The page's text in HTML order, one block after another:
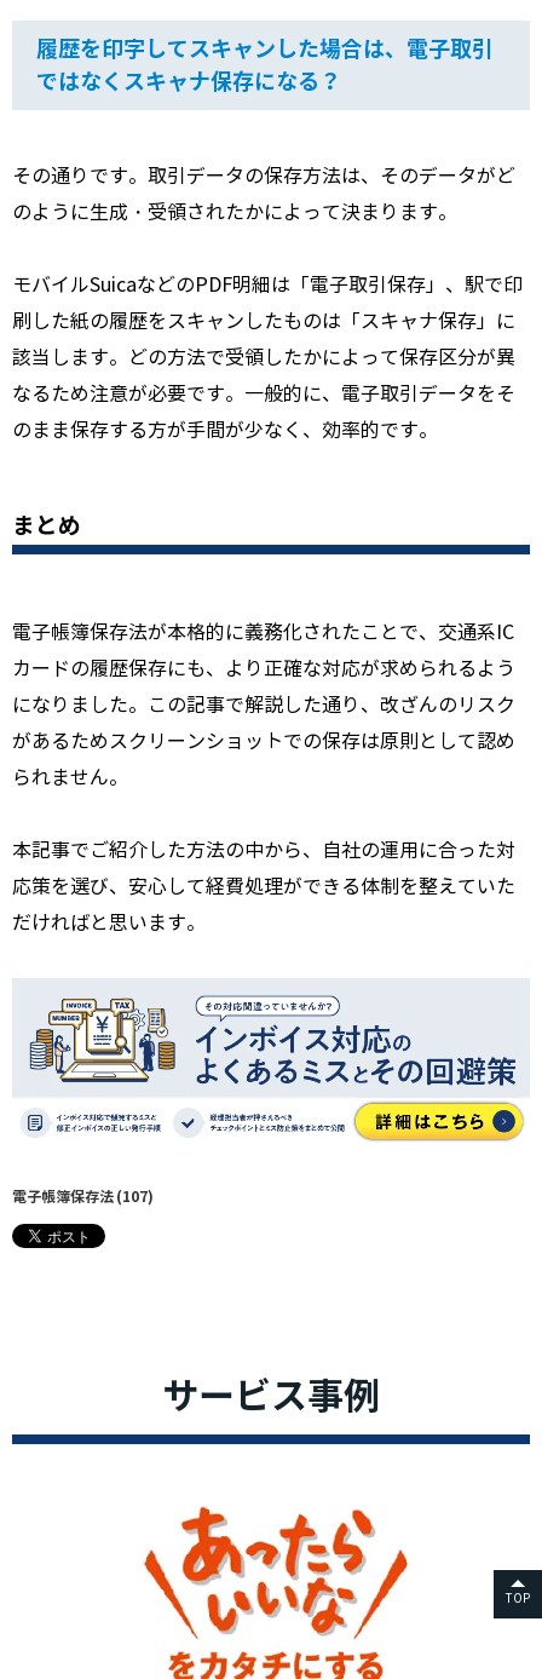
履歴を印字してスキャンした場合は、電子取引
ではなくスキャナ保存になる？
その通りです。取引データの保存方法は、そのデータがど
のように生成・受領されたかによって決まります。
モバイルSuicaなどのPDF明細は「電子取引保存」、駅で印
刷した紙の履歴をスキャンしたものは「スキャナ保存」に
該当します。どの方法で受領したかによって保存区分が異
なるため注意が必要です。一般的に、電子取引データをそ
のまま保存する方が手間が少なく、効率的です。
まとめ
電子帳簿保存法が本格的に義務化されたことで、交通系IC
カードの履歴保存にも、より正確な対応が求められるよう
になりました。この記事で解説した通り、改ざんのリスク
があるためスクリーンショットでの保存は原則として認め
られません。
本記事でご紹介した方法の中から、自社の運用に合った対
応策を選び、安心して経費処理ができる体制を整えていた
だければと思います。
電子帳簿保存法 (107)
サービス事例
TOP